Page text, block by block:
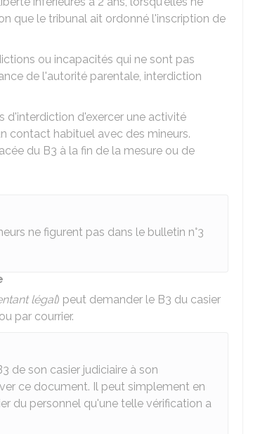
que le tribunal ait ordonné l'inscription de
ou incapacités qui ne sont pas
de l'autorité parentale, interdiction
d'interdiction d'exercer une activité
contact habituel avec des mineurs.
du B3 à la fin de la mesure ou de
ne figurent pas dans le bulletin n°3
légal) peut demander le B3 du casier
par courrier.
de son casier judiciaire à son
ce document. Il peut simplement en
du personnel qu'une telle vérification a